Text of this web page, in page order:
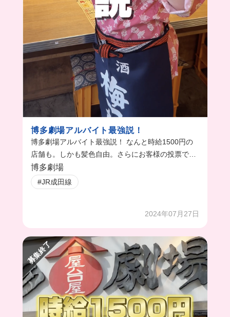
博多劇場アルバイト最強説！
博多劇場アルバイト最強説！ なんと時給1500円の
店舗も。しかも髪色自由。さらにお客様の投票で神
7が決まる。 店舗にいけば神7に会えちゃう。 まか
ないも超豪華。まかないグランプリがあるから、ど
の店舗もまかないに最大限に力入れてる。 時給は店
博多劇場
#JR成田線
2024年07月27日
募集終了